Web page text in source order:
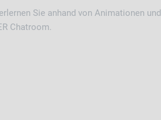
Sie anhand von Animationen und
Chatroom.